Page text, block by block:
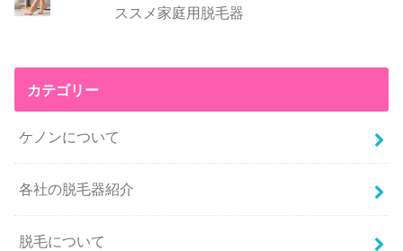
ススメ家庭用脱毛器
カテゴリー
ケノンについて
各社の脱毛器紹介
脱毛について